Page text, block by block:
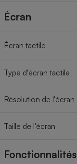
Écran
Écran tactile
Type d'écran tactile
Résolution de l'écran
Taille de l'écran
Fonctionnalités